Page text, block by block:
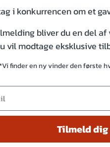
i konkurrencen om et
bliver du en del af
vil modtage eksklusive
finder en ny vinder den første
Tilmeld dig